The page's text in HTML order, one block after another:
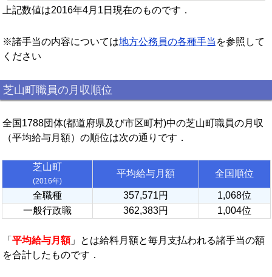
上記数値は2016年4月1日現在のものです．
※諸手当の内容については地方公務員の各種手当 を参照して
ください
芝山町職員の月収順位
全国1788団体(都道府県及び市区町村)中の芝山町職員の月収
（平均給与月額）の順位は次の通りです．
芝山町
(2016年)
平均給与月額 全国順位
全職種 357,571円
1,068位
一般行政職
362,383円 1,004位
「 平均給与月額」とは給料月額と毎月支払われる諸手当の額
を合計したものです．